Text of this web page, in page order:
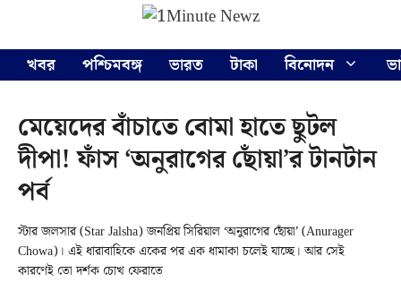
content
খবর
পশ্চিমবঙ্গ ভারত টাকা বিনোদন
মেয়েদের বাঁচাতে বোমা হাতে ছুটল
দীপা! ফাঁস ‘অনুরাগের ছোঁয়া’র টানটান
পর্ব
স্টার জলসার (Star Jalsha) জনপ্রিয় সিরিয়াল ‘অনুরাগের ছোঁয়া’ (Anurager
Chowa)। এই ধারাবাহিকে একের পর এক ধামাকা চলেই যাচ্ছে। আর সেই
কারণেই তো দর্শক চোখ ফেরাতে